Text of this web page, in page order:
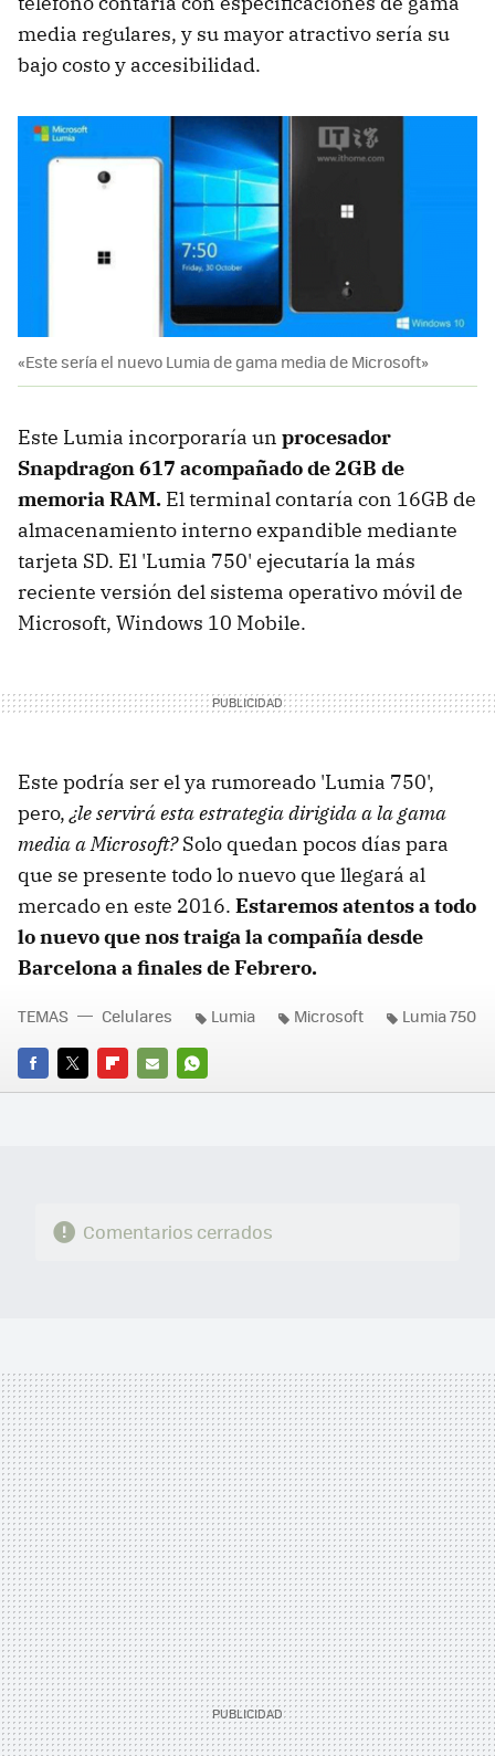
media regulares, y su mayor atractivo sería su
bajo costo y accesibilidad.
«Este sería el nuevo Lumia de gama media de Microsoft»
Este Lumia incorporaría un procesador
Snapdragon 617 acompañado de 2GB de
memoria RAM. El terminal contaría con 16GB de
almacenamiento interno expandible mediante
tarjeta SD. El 'Lumia 750' ejecutaría la más
reciente versión del sistema operativo móvil de
Microsoft, Windows 10 Mobile.
Este podría ser el ya rumoreado 'Lumia 750',
pero,¿le servirá esta estrategia dirigida a la gama
media a Microsoft?Solo quedan pocos días para
que se presente todo lo nuevo que llegará al
mercado en este 2016. Estaremos atentos a todo
lo nuevo que nos traiga la compañía desde
Barcelona a finales de Febrero.
FACEBOOK
TWITTERFLIPBOARD
E-
WHATSAPP
TEMAS Celulares Lumia Microsoft Lumia 750
Comentarios cerrados